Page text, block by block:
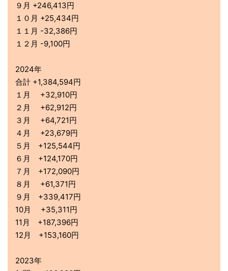
９月 +246,413円
１０月 +25,434円
１１月 -32,386円
１２月 -9,100円
2024年
合計 +1,384,594円
１月 +32,910円
２月 +62,912円
３月 +64,721円
４月 +23,679円
５月 +125,544円
６月 +124,170円
７月 +172,090円
８月 +61,371円
９月 +339,417円
10月 +35,311円
11月 +187,396円
12月 +153,160円
2023年